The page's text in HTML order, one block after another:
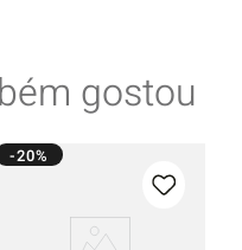
gostou
-20%